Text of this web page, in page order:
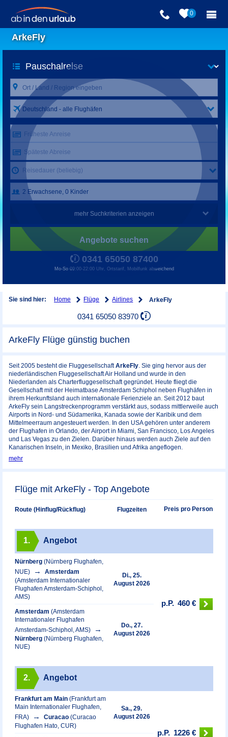
0
ArkeFly
Deutschland - alle Flughäfen
Früheste Anreise
Späteste Abreise
Reisedauer (beliebig)
mehr Suchkriterien anzeigen
Angebote suchen
0341 65050 87400
Mo-So 09:00-22:00 Uhr, Ortstarif, Mobilfunk abweichend
Sie sind hier: Home Flüge Airlines ArkeFly
0341 65050 83970
ArkeFly Flüge günstig buchen
Seit 2005 besteht die FluggesellschaftArkeFly. Sie ging hervor aus der
niederländischen Fluggesellschaft Air Holland und wurde in den
Niederlanden als Charterfluggesellschaft gegründet. Heute fliegt die
Gesellschaft mit der Heimatbase Amsterdam Schiphol neben Flughäfen in
ihrem Herkunftsland auch internationale Ferienziele an. Seit 2012 baut
ArkeFly sein Langstreckenprogramm verstärkt aus, sodass mittlerweile auch
Airports in Nord- und Südamerika, Kanada sowie der Karibik und dem
Mittelmeerraum angesteuert werden. In den USA gehören unter anderem
der Flughafen in Orlando, der Airport in Miami, San Francisco, Los Angeles
und Las Vegas zu den Zielen. Darüber hinaus werden auch Ziele auf den
Kanarischen Inseln, in Mexiko, Brasilien und Afrika angeflogen.
mehr
Flüge mit ArkeFly - Top Angebote
Route (Hinflug/Rückflug) Flugzeiten Preis pro Person
1. Angebot
Nürnberg (Nürnberg Flughafen,
NUE)
Amsterdam
(Amsterdam Internationaler
Flughafen Amsterdam-Schiphol,
AMS)
Di., 25.
August 2026
Amsterdam (Amsterdam
Internationaler Flughafen
Amsterdam-Schiphol, AMS)
Nürnberg (Nürnberg Flughafen,
NUE)
Do., 27.
August 2026
p.P. 460 €
2. Angebot
Frankfurt am Main (Frankfurt am
Main Internationaler Flughafen,
FRA)
Curacao (Curacao
Flughafen Hato, CUR)
Sa., 29.
August 2026
p.P. 1226 €